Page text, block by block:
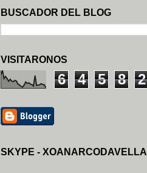
BUSCADOR DEL BLOG
VISITARONOS
6 4 5 8 2
SKYPE - XOANARCODAVELLA